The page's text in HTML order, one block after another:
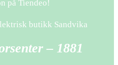
på Tiendeo!
butikk Sandvika
– 1881